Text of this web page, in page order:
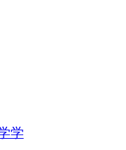
学